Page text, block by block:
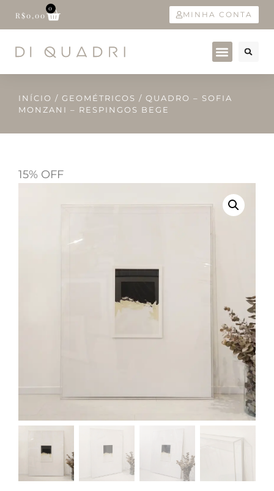
R$0,00
0
MINHA CONTA
INÍCIO / GEOMÉTRICOS / QUADRO – SOFIA
MONZANI – RESPINGOS BEGE
15% OFF